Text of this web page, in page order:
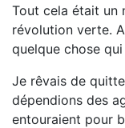
Tout cela était un
révolution verte.
quelque chose
Je rêvais de
dépendions des
entouraient pour